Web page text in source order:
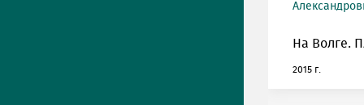
На Волге.
2015 г.